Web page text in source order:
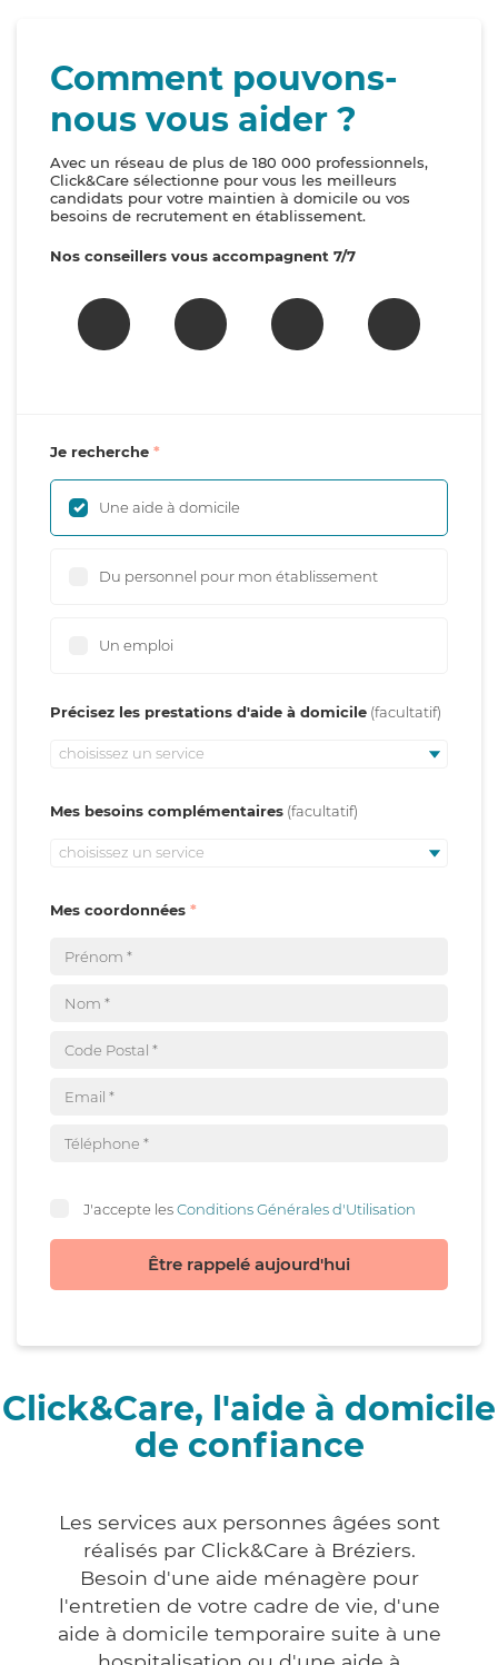
Comment pouvons-
nous vous aider ?
Avec un réseau de plus de 180 000 professionnels,
Click&Care sélectionne pour vous les meilleurs
candidats pour votre maintien à domicile ou vos
besoins de recrutement en établissement.
Nos conseillers vous accompagnent 7/7
Je recherche
Une aide à domicile
Du personnel pour mon établissement
Un emploi
Précisez les prestations d'aide à domicile
choisissez un service
Mes besoins complémentaires
choisissez un service
Mes coordonnées
J'accepte lesConditions Générales d'Utilisation
Être rappelé aujourd'hui
Click&Care, l'aide à domicile
de confiance
Les services aux personnes âgées sont
réalisés par Click&Care à Bréziers.
Besoin d'une aide ménagère pour
l'entretien de votre cadre de vie, d'une
aide à domicile temporaire suite à une